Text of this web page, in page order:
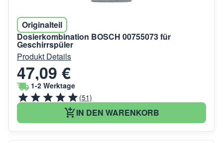
Originalteil
Dosierkombination BOSCH 00755073 für
Geschirrspüler
Produkt Details
47,09 €
1-2 Werktage
(51)
IN DEN WARENKORB